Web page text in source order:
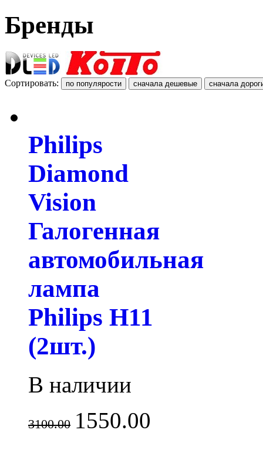
Бренды
Сортировать:
Philips
Diamond
Vision
Галогенная
автомобильная
лампа
Philips H11
(2шт.)
В наличии
3100.00 1550.00